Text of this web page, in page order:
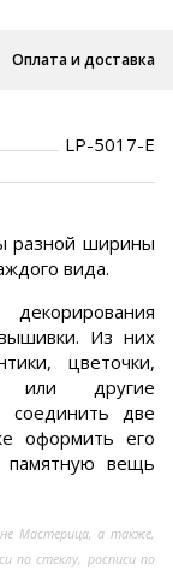
Оплата и доставка
LP-5017-E
разной ширины
вида.
Из них
цветочки,
или другие
соединить две
оформить его
памятную вещь
Мастерица, а также,
по стеклу, росписи по